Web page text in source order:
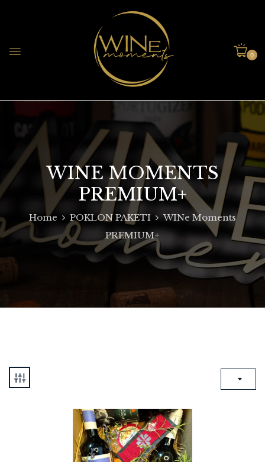
0
WINE MOMENTS
PREMIUM+
Home POKLON PAKETI
WINe Moments
PREMIUM+